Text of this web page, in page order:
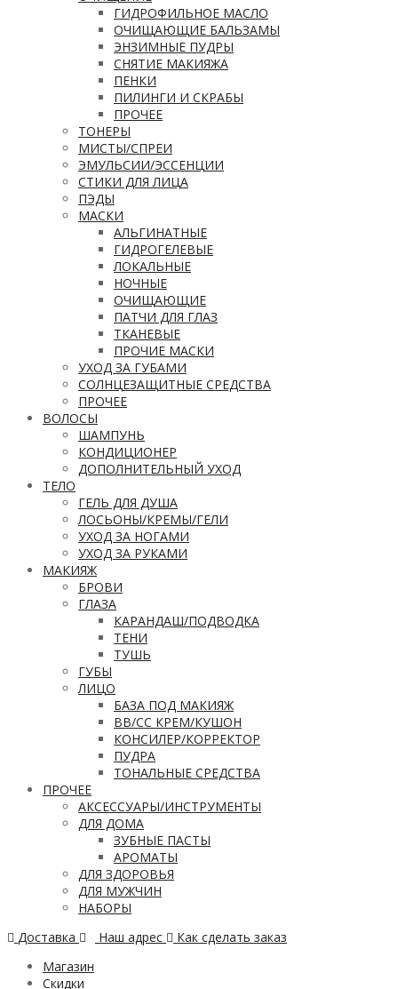
ГИДРОФИЛЬНОЕ МАСЛО
ОЧИЩАЮЩИЕ БАЛЬЗАМЫ
ЭНЗИМНЫЕ ПУДРЫ
СНЯТИЕ МАКИЯЖА
ПЕНКИ
ПИЛИНГИ И СКРАБЫ
ПРОЧЕЕ
ТОНЕРЫ
МИСТЫ/СПРЕИ
ЭМУЛЬСИИ/ЭССЕНЦИИ
СТИКИ ДЛЯ ЛИЦА
ПЭДЫ
МАСКИ
АЛЬГИНАТНЫЕ
ГИДРОГЕЛЕВЫЕ
ЛОКАЛЬНЫЕ
НОЧНЫЕ
ОЧИЩАЮЩИЕ
ПАТЧИ ДЛЯ ГЛАЗ
ТКАНЕВЫЕ
ПРОЧИЕ МАСКИ
УХОД ЗА ГУБАМИ
СОЛНЦЕЗАЩИТНЫЕ СРЕДСТВА
ПРОЧЕЕ
ВОЛОСЫ
ШАМПУНЬ
КОНДИЦИОНЕР
ДОПОЛНИТЕЛЬНЫЙ УХОД
ТЕЛО
ГЕЛЬ ДЛЯ ДУША
ЛОСЬОНЫ/КРЕМЫ/ГЕЛИ
УХОД ЗА НОГАМИ
УХОД ЗА РУКАМИ
МАКИЯЖ
БРОВИ
ГЛАЗА
КАРАНДАШ/ПОДВОДКА
ТЕНИ
ТУШЬ
ГУБЫ
ЛИЦО
БАЗА ПОД МАКИЯЖ
ВВ/CC КРЕМ/КУШОН
КОНСИЛЕР/КОРРЕКТОР
ПУДРА
ТОНАЛЬНЫЕ СРЕДСТВА
ПРОЧЕЕ
АКСЕССУАРЫ/ИНСТРУМЕНТЫ
ДЛЯ ДОМА
ЗУБНЫЕ ПАСТЫ
АРОМАТЫ
ДЛЯ ЗДОРОВЬЯ
ДЛЯ МУЖЧИН
НАБОРЫ
Доставка
Наш адрес
Как сделать заказ
Магазин
Скидки